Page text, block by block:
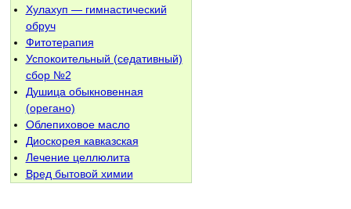
Хулахуп — гимнастический
обруч
Фитотерапия
Успокоительный (седативный)
сбор №2
Душица обыкновенная
(орегано)
Облепиховое масло
Диоскорея кавказская
Лечение целлюлита
Вред бытовой химии